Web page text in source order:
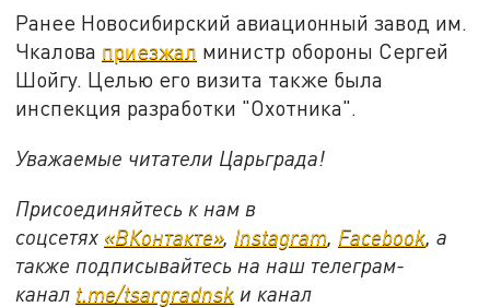
Ранее Новосибирский авиационный завод им.
Чкалова приезжал министр обороны Сергей
Шойгу. Целью его визита также была
инспекция разработки "Охотника".
Уважаемые читатели Царьграда!
Присоединяйтесь к нам в
соцсетях «ВКонтакте», Instagram Facebook , а
также подписывайтесь на наш телеграм-
канал t.me/tsargradnsk и канал